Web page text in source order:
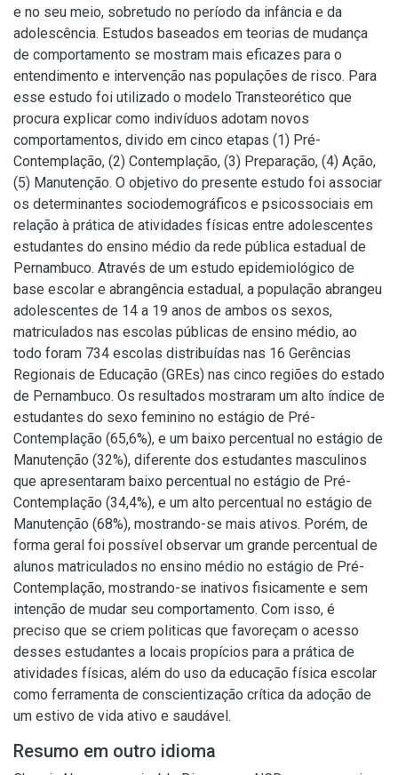
e no seu meio, sobretudo no período da infância e da
adolescência. Estudos baseados em teorias de mudança
de comportamento se mostram mais eficazes para o
entendimento e intervenção nas populações de risco. Para
esse estudo foi utilizado o modelo Transteorético que
procura explicar como indivíduos adotam novos
comportamentos, divido em cinco etapas (1) Pré-
Contemplação, (2) Contemplação, (3) Preparação, (4) Ação,
(5) Manutenção. O objetivo do presente estudo foi associar
os determinantes sociodemográficos e psicossociais em
relação à prática de atividades físicas entre adolescentes
estudantes do ensino médio da rede pública estadual de
Pernambuco. Através de um estudo epidemiológico de
base escolar e abrangência estadual, a população abrangeu
adolescentes de 14 a 19 anos de ambos os sexos,
matriculados nas escolas públicas de ensino médio, ao
todo foram 734 escolas distribuídas nas 16 Gerências
Regionais de Educação (GREs) nas cinco regiões do estado
de Pernambuco. Os resultados mostraram um alto índice de
estudantes do sexo feminino no estágio de Pré-
Contemplação (65,6%), e um baixo percentual no estágio de
Manutenção (32%), diferente dos estudantes masculinos
que apresentaram baixo percentual no estágio de Pré-
Contemplação (34,4%), e um alto percentual no estágio de
Manutenção (68%), mostrando-se mais ativos. Porém, de
forma geral foi possível observar um grande percentual de
alunos matriculados no ensino médio no estágio de Pré-
Contemplação, mostrando-se inativos fisicamente e sem
intenção de mudar seu comportamento. Com isso, é
preciso que se criem politicas que favoreçam o acesso
desses estudantes a locais propícios para a prática de
atividades físicas, além do uso da educação física escolar
como ferramenta de conscientização crítica da adoção de
um estivo de vida ativo e saudável.
Resumo em outro idioma